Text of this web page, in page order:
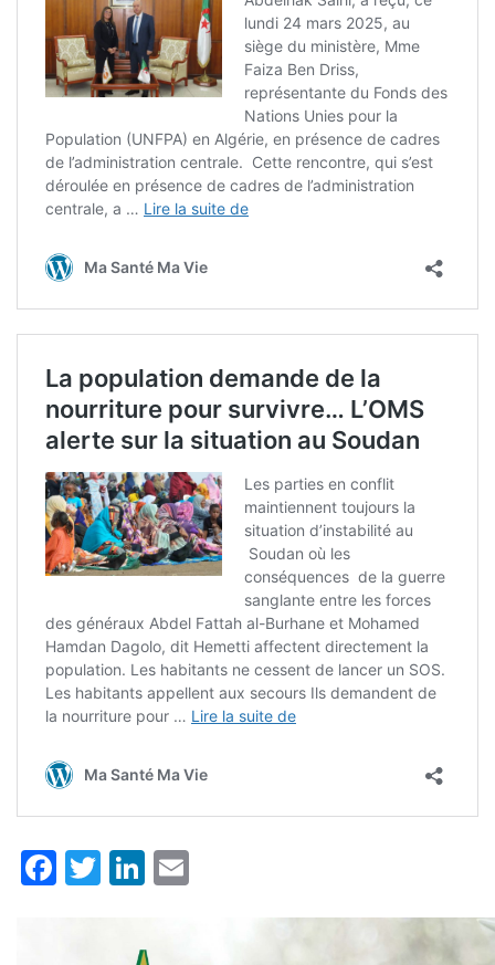
Facebook
TwitterLinkedIn